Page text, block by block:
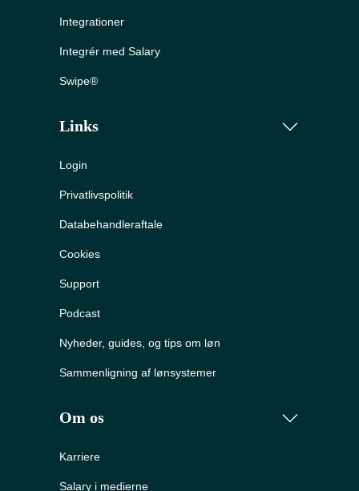
Integrationer
Integrér med Salary
Swipe®
Links
Login
Privatlivspolitik
Databehandleraftale
Cookies
Support
Podcast
Nyheder, guides, og tips om løn
Sammenligning af lønsystemer
Om os
Karriere
Salary i medierne